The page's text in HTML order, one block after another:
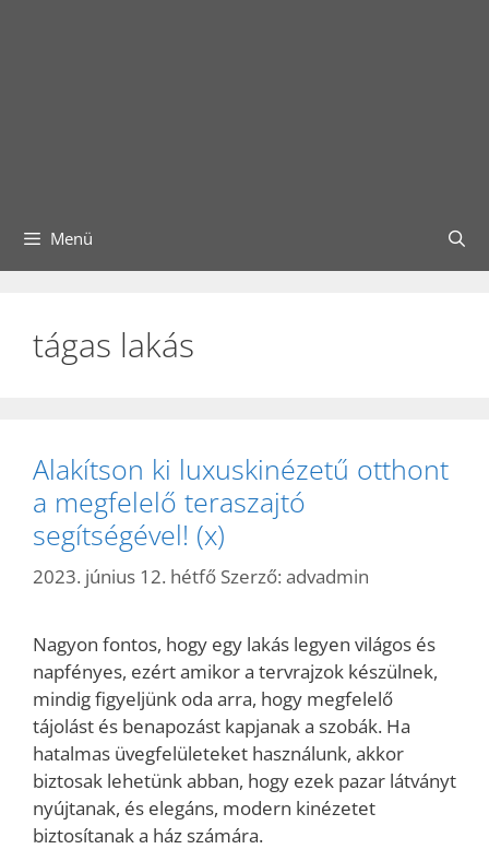
Menü
tágas lakás
Alakítson ki luxuskinézetű otthont
a megfelelő teraszajtó
segítségével! (x)
2023. június 12. hétfő Szerző: advadmin
Nagyon fontos, hogy egy lakás legyen világos és
napfényes, ezért amikor a tervrajzok készülnek,
mindig figyeljünk oda arra, hogy megfelelő
tájolást és benapozást kapjanak a szobák. Ha
hatalmas üvegfelületeket használunk, akkor
biztosak lehetünk abban, hogy ezek pazar látványt
nyújtanak, és elegáns, modern kinézetet
biztosítanak a ház számára.